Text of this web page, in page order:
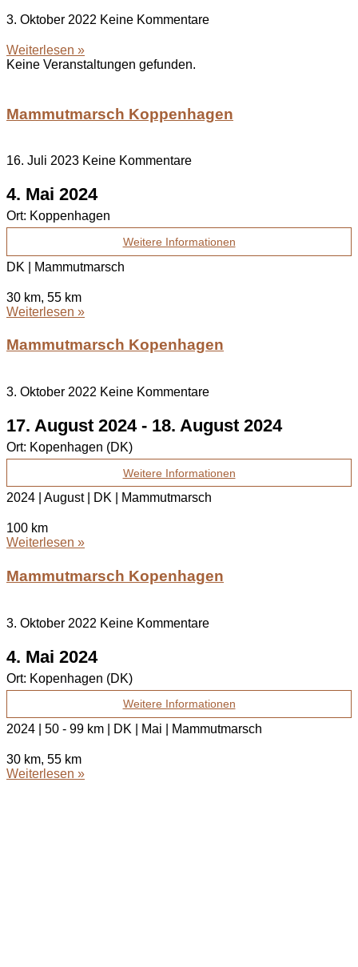
3. Oktober 2022 Keine Kommentare
Weiterlesen »
Keine Veranstaltungen gefunden.
Mammutmarsch Koppenhagen
16. Juli 2023 Keine Kommentare
4. Mai 2024
Ort: Koppenhagen
Weitere Informationen
DK | Mammutmarsch
30 km, 55 km
Weiterlesen »
Mammutmarsch Kopenhagen
3. Oktober 2022 Keine Kommentare
17. August 2024 - 18. August 2024
Ort: Kopenhagen (DK)
Weitere Informationen
2024 | August | DK | Mammutmarsch
100 km
Weiterlesen »
Mammutmarsch Kopenhagen
3. Oktober 2022 Keine Kommentare
4. Mai 2024
Ort: Kopenhagen (DK)
Weitere Informationen
2024 | 50 - 99 km | DK | Mai | Mammutmarsch
30 km, 55 km
Weiterlesen »